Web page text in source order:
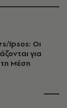
Ipsos: Οι
για
Μέση